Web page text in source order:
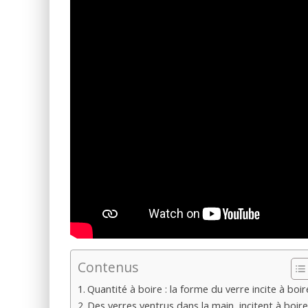
Contenus
Quantité à boire : la forme du verre incite à